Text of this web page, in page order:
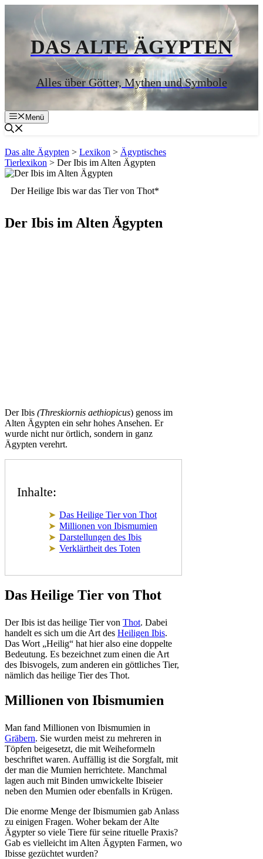
springen
DAS ALTE ÄGYPTEN
Alles über Götter, Mythen und Symbole
Menü
Das alte Ägypten > Lexikon > Ägyptisches
Tierlexikon > Der Ibis im Alten Ägypten
Der Heilige Ibis war das Tier von Thot*
Der Ibis im Alten Ägypten
Der Ibis (Threskiornis aethiopicus) genoss im
Alten Ägypten ein sehr hohes Ansehen. Er
wurde nicht nur örtlich, sondern in ganz
Ägypten verehrt.
Inhalte:
Das Heilige Tier von Thot
Millionen von Ibismumien
Darstellungen des Ibis
Verklärtheit des Toten
Das Heilige Tier von Thot
Der Ibis ist das heilige Tier von Thot. Dabei
handelt es sich um die Art des Heiligen Ibis.
Das Wort „Heilig“ hat hier also eine doppelte
Bedeutung. Es bezeichnet zum einen die Art
des Ibisvogels, zum anderen ein göttliches Tier,
nämlich das heilige Tier des Thot.
Millionen von Ibismumien
Man fand Millionen von Ibismumien in
Gräbern. Sie wurden meist zu mehreren in
Töpfen beigesetzt, die mit Weiheformeln
beschriftet waren. Auffällig ist die Sorgfalt, mit
der man die Mumien herrichtete. Manchmal
lagen auch mit Binden umwickelte Ibiseier
neben den Mumien oder ebenfalls in Krügen.
Die enorme Menge der Ibismumien gab Anlass
zu einigen Fragen. Woher bekam der Alte
Ägypter so viele Tiere für seine rituelle Praxis?
Gab es vielleicht im Alten Ägypten Farmen, wo
Ibisse gezüchtet wurden?